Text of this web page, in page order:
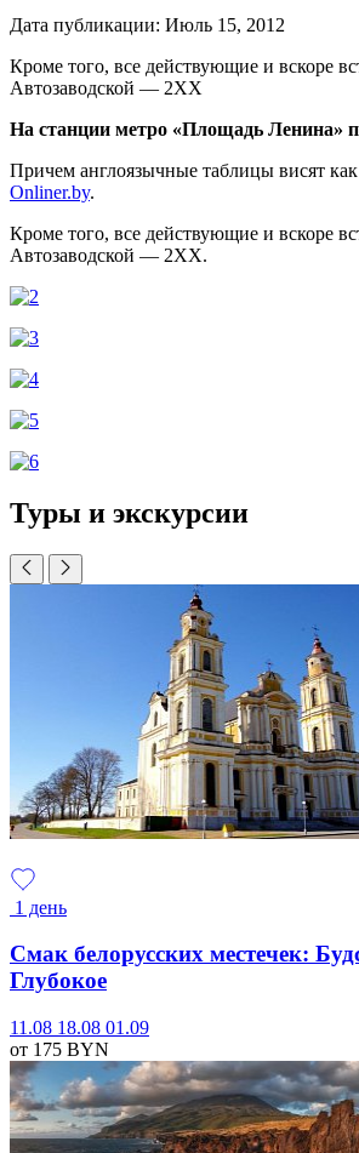
Дата публикации: Июль 15, 2012
Кроме того, все действующие и вскоре
Автозаводской — 2ХХ
На станции метро «Площадь Ленина»
Причем англоязычные таблицы висят
Onliner.by.
Кроме того, все действующие и вскоре
Автозаводской — 2ХХ.
Туры и экскурсии
1 день
Смак белорусских местечек:
Глубокое
11.08 18.08 01.09
от 175 BYN